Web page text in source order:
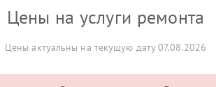
Цены на услуги ремонта
Цены актуальны на текущую дату 07.08.2026